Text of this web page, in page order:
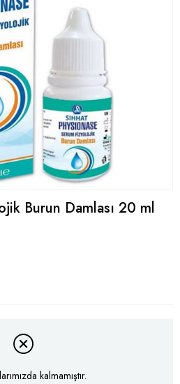
Burun Damlası 20 ml
kalmamıştır.